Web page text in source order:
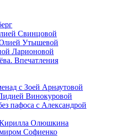
Свинцовой
Утышевой
Ларионовой
Впечатления
с Зоей Арнаутовой
Винокуровой
пафоса с Александрой
Олюшкина
Софиенко